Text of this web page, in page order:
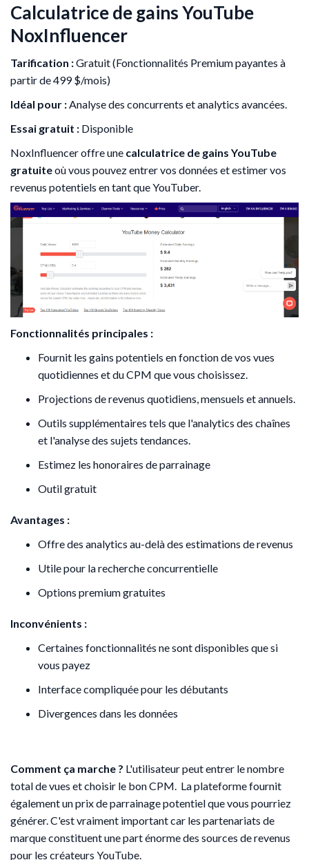
Calculatrice de gains YouTube
NoxInfluencer
Tarification :Gratuit (Fonctionnalités Premium payantes à
partir de 499 $/mois)
Idéal pour : Analyse des concurrents et analytics avancées.
Essai gratuit : Disponible
NoxInfluencer offre une calculatrice de gains YouTube
gratuiteoù vous pouvez entrer vos données et estimer vos
revenus potentiels en tant que YouTuber.
Fonctionnalités principales :
Fournit les gains potentiels en fonction de vos vues
quotidiennes et du CPM que vous choisissez.
Projections de revenus quotidiens, mensuels et annuels.​
Outils supplémentaires tels que l'analytics des chaînes
et l'analyse des sujets tendances.​
Estimez les honoraires de parrainage
Outil gratuit
Avantages :
Offre des analytics au-delà des estimations de revenus
Utile pour la recherche concurrentielle
Options premium gratuites
Inconvénients :
Certaines fonctionnalités ne sont disponibles que si
vous payez
Interface compliquée pour les débutants
Divergences dans les données
Comment ça marche ? L'utilisateur peut entrer le nombre
total de vues et choisir le bon CPM. La plateforme fournit
également un prix de parrainage potentiel que vous pourriez
générer. C'est vraiment important car les partenariats de
marque constituent une part énorme des sources de revenus
pour les créateurs YouTube.